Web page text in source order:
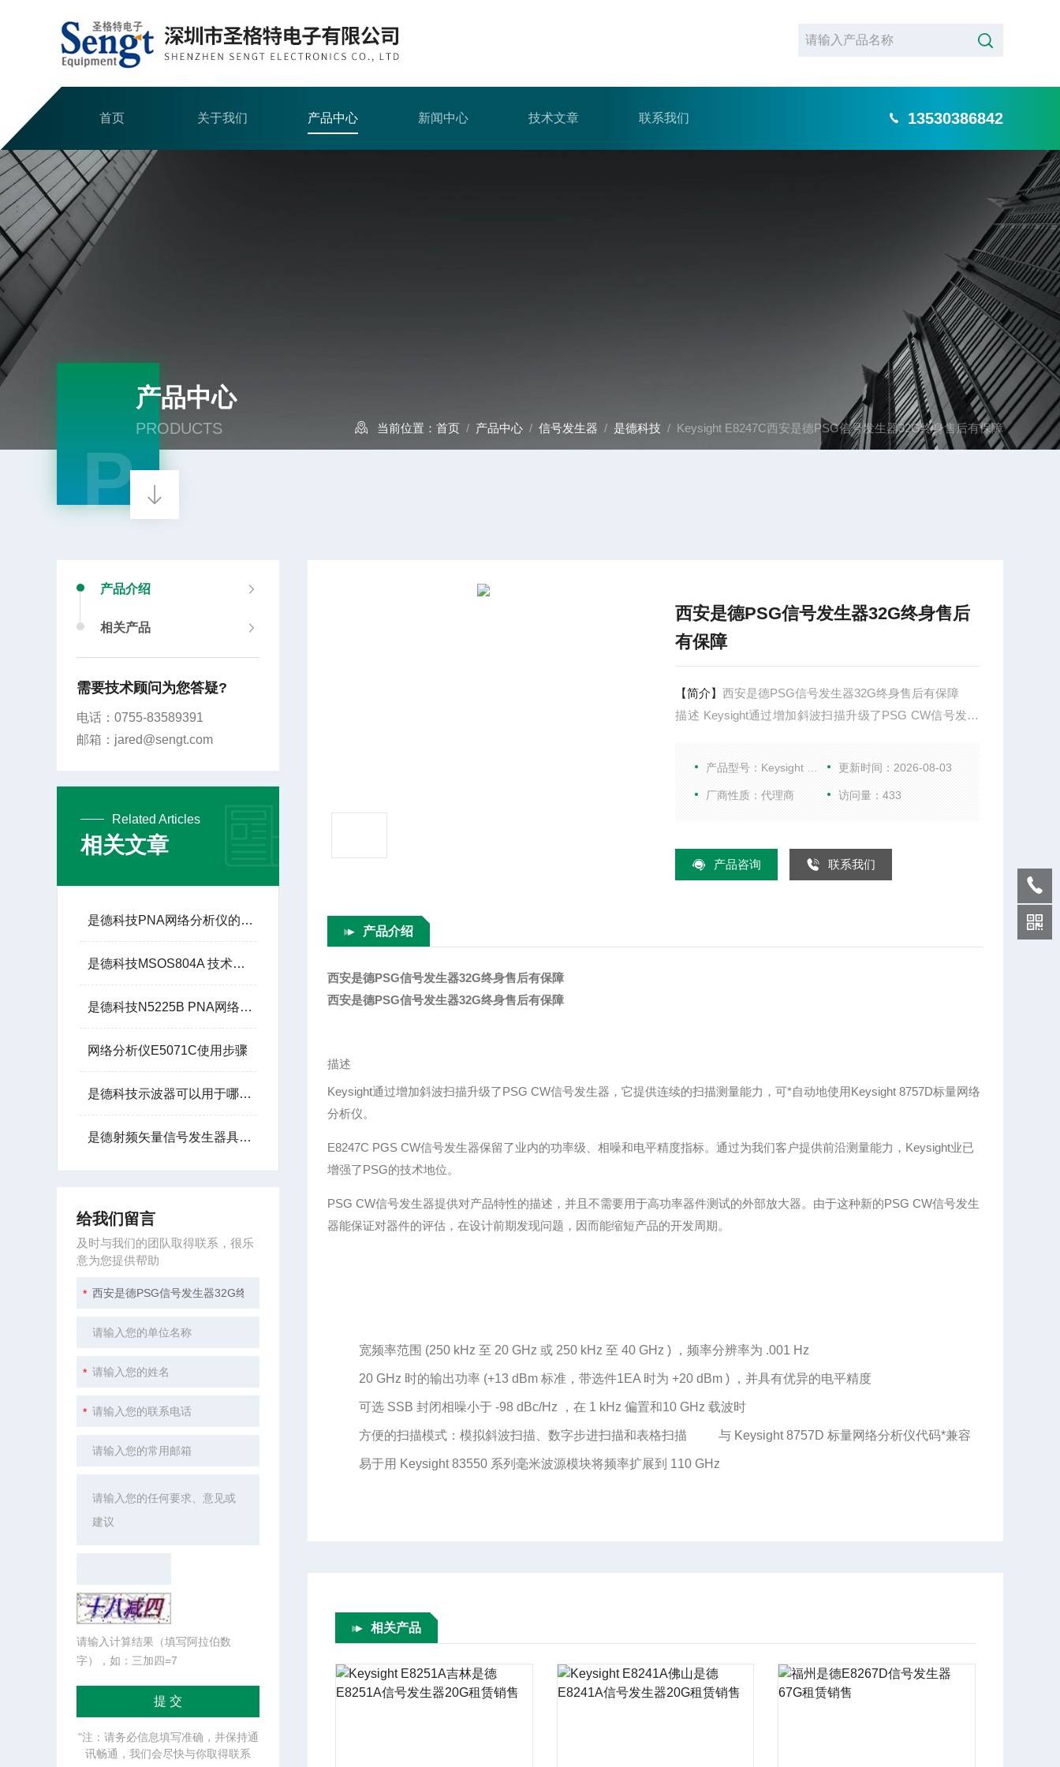
首页 关于我们 产品中心 新闻中心 技术文章 联系我们 13530386842
产品中心
PRODUCTS
P
当前位置： 首页 / 产品中心 / 信号发生器 / 是德科技 / Keysight E8247C西安是德PSG信号发生器32G终身售后有保障
西安是德PSG信号发生器32G终身售后
有保障
【简介】西安是德PSG信号发生器32G终身售后有保障
描述 Keysight通过增加斜波扫描升级了PSG CW信号发生
8757D标量网络分析仪。 E8247C PGS CW信号发生器保
产品型号：Keysight E8247C 更新时间：2026-08-03
厂商性质：代理商 访问量：433
产品咨询 联系我们
产品介绍
西安是德PSG信号发生器32G终身售后有保障
西安是德PSG信号发生器32G终身售后有保障
描述
Keysight通过增加斜波扫描升级了PSG CW信号发生器，它提供连续的扫描测量能力，可*自动地使用Keysight 8757D标量网络
分析仪。
E8247C PGS CW信号发生器保留了业内的功率级、相噪和电平精度指标。通过为我们客户提供前沿测量能力，Keysight业已
增强了PSG的技术地位。
PSG CW信号发生器提供对产品特性的描述，并且不需要用于高功率器件测试的外部放大器。由于这种新的PSG CW信号发生
器能保证对器件的评估，在设计前期发现问题，因而能缩短产品的开发周期。
宽频率范围 (250 kHz 至 20 GHz 或 250 kHz 至 40 GHz ) ，频率分辨率为 .001 Hz
20 GHz 时的输出功率 (+13 dBm 标准，带选件1EA 时为 +20 dBm ) ，并具有优异的电平精度
可选 SSB 封闭相噪小于 -98 dBc/Hz ，在 1 kHz 偏置和10 GHz 载波时
方便的扫描模式：模拟斜波扫描、数字步进扫描和表格扫描 与 Keysight 8757D 标量网络分析仪代码*兼容
易于用 Keysight 83550 系列毫米波源模块将频率扩展到 110 GHz
相关产品
产品介绍
相关产品
需要技术顾问为您答疑?
电话：0755-83589391
邮箱：jared@sengt.com
Related Articles
相关文章
是德科技PNA网络分析仪的技术优势
是德科技MSOS804A 技术参数
是德科技N5225B PNA网络分析仪：高频与微波测试的基石
网络分析仪E5071C使用步骤
是德科技示波器可以用于哪些行业？
是德射频矢量信号发生器具备灵活的波形生成能力
给我们留言
及时与我们的团队取得联系，很乐
意为您提供帮助
请输入计算结果（填写阿拉伯数
字），如：三加四=7
"注：请务必信息填写准确，并保持通
讯畅通，我们会尽快与你取得联系